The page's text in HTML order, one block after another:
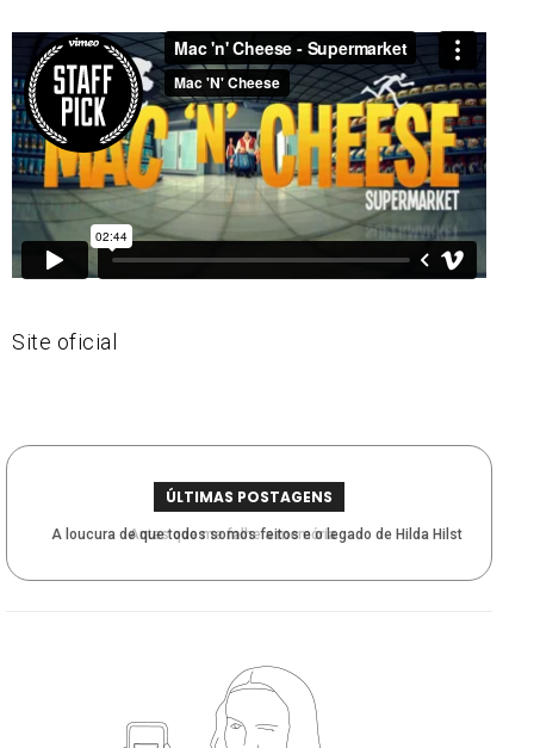
Site oficial
ÚLTIMAS POSTAGENS
Antes que me falhe a memória
A loucura de que todos somos feitos e o legado de Hilda Hilst